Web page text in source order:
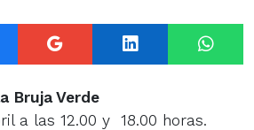
Google+ LinkedIn
Bruja Verde
a las 12.00 y 18.00 horas.